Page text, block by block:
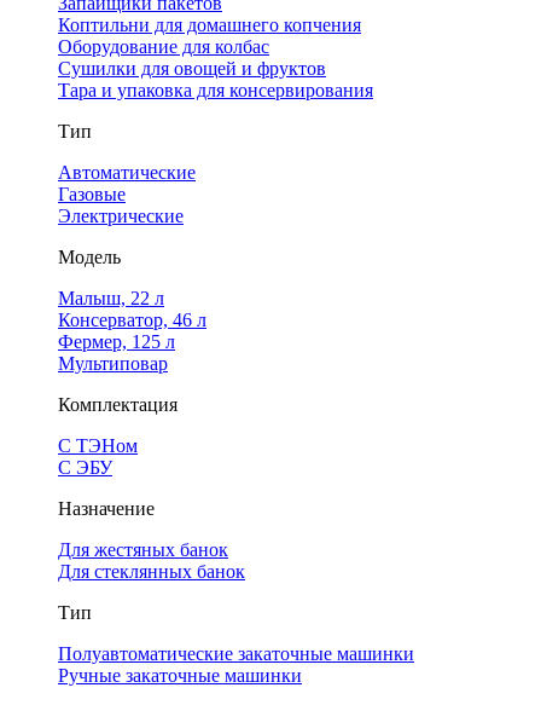
Коптильни для домашнего копчения
Оборудование для колбас
Сушилки для овощей и фруктов
Тара и упаковка для консервирования
Тип
Автоматические
Газовые
Электрические
Модель
Малыш, 22 л
Консерватор, 46 л
Фермер, 125 л
Мультиповар
Комплектация
С ТЭНом
С ЭБУ
Назначение
Для жестяных банок
Для стеклянных банок
Тип
Полуавтоматические закаточные машинки
Ручные закаточные машинки